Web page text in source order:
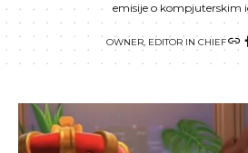
emisije o kompjuterskim
OWNER, EDITOR IN CHIEF